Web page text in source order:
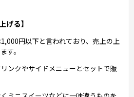
げる】
円以下と言われており、売上の上
す。
ンクやサイドメニューとセットで販